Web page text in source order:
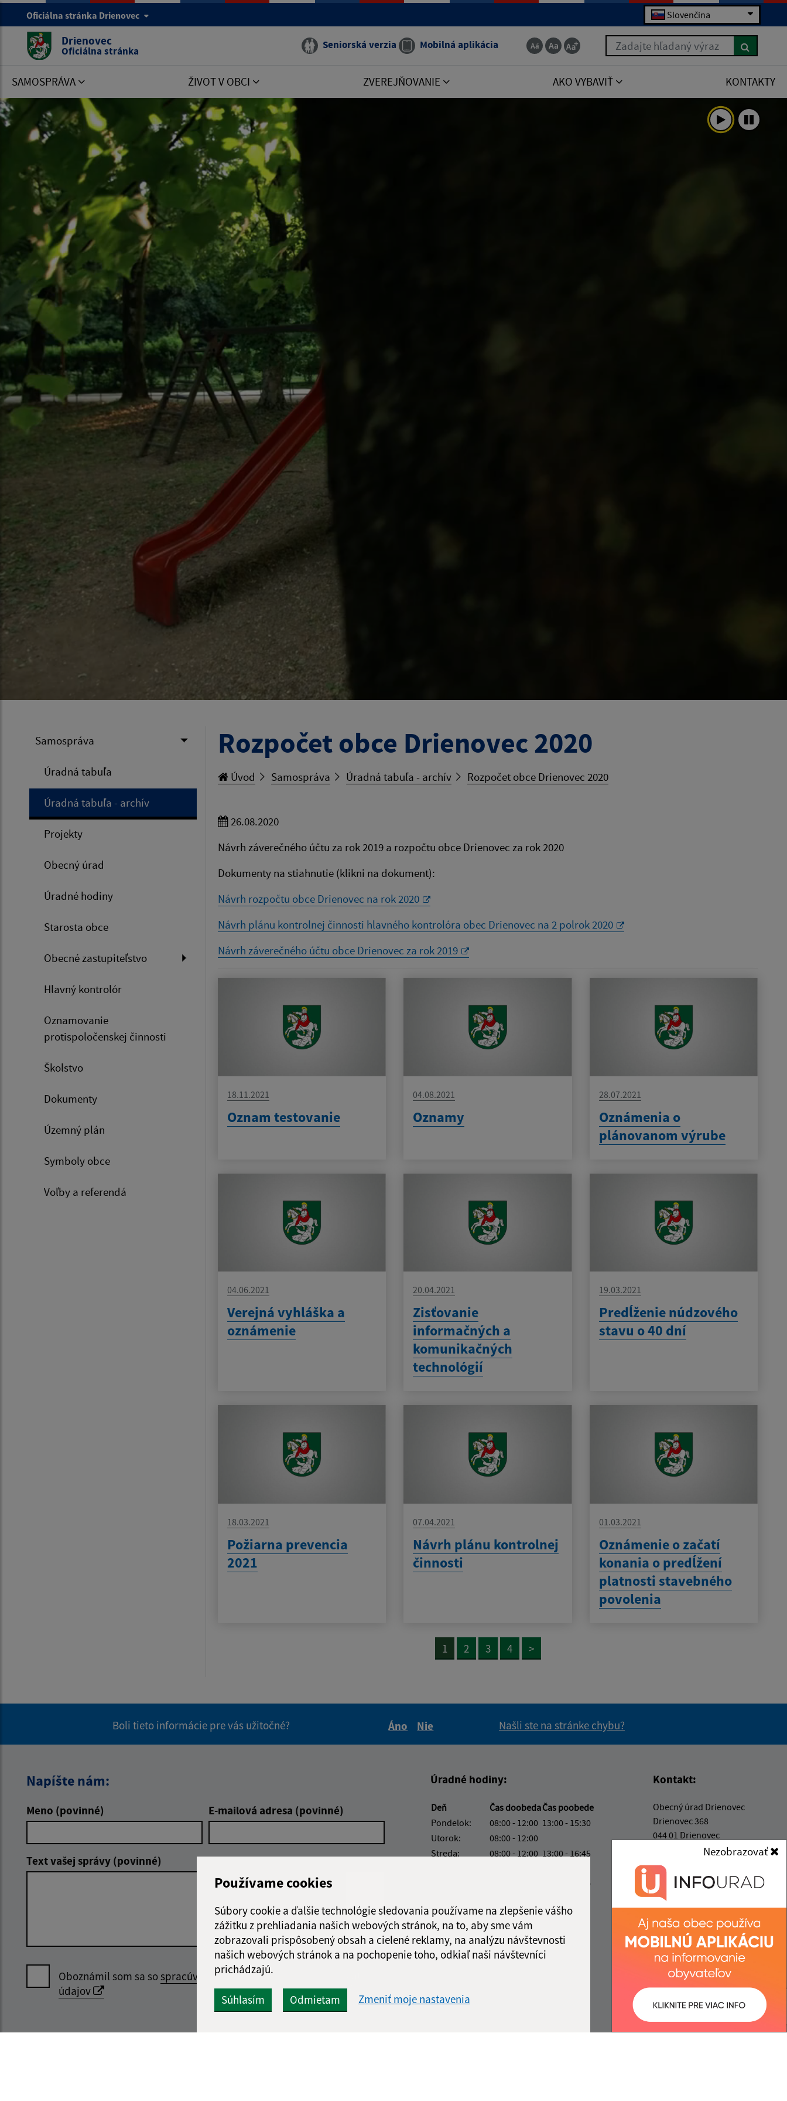
Používame cookies
Súbory cookie a ďalšie technológie sledovania používame na zlepšenie vášho
zážitku z prehliadania našich webových stránok, na to, aby sme vám
zobrazovali prispôsobený obsah a cielené reklamy, na analýzu návštevnosti
našich webových stránok a na pochopenie toho, odkiaľ naši návštevníci
prichádzajú.
Súhlasím Odmietam Zmeniť moje nastavenia
Nezobrazovať
Oficiálna stránka Drienovec Slovenčina
Drienovec
Oficiálna stránka Seniorská verzia Mobilná aplikácia Zadajte hľadaný výraz
SAMOSPRÁVA ŽIVOT V OBCI ZVEREJŇOVANIE AKO VYBAVIŤ KONTAKTY
Samospráva
Úradná tabuľa
Úradná tabuľa - archív
Projekty
Obecný úrad
Úradné hodiny
Starosta obce
Obecné zastupiteľstvo
Hlavný kontrolór
Oznamovanie
protispoločenskej činnosti
Školstvo
Dokumenty
Územný plán
Symboly obce
Voľby a referendá
Rozpočet obce Drienovec 2020
Úvod Samospráva Úradná tabuľa - archív Rozpočet obce Drienovec 2020
26.08.2020
Návrh záverečného účtu za rok 2019 a rozpočtu obce Drienovec za rok 2020
Dokumenty na stiahnutie (klikni na dokument):
Návrh rozpočtu obce Drienovec na rok 2020
Návrh plánu kontrolnej činnosti hlavného kontrolóra obec Drienovec na 2 polrok 2020
Návrh záverečného účtu obce Drienovec za rok 2019
18.11.2021
Oznam testovanie
04.08.2021
Oznamy
28.07.2021
Oznámenia o
plánovanom výrube
04.06.2021
Verejná vyhláška a
oznámenie
20.04.2021
Zisťovanie
informačných a
komunikačných
technológií
19.03.2021
Predĺženie núdzového
stavu o 40 dní
18.03.2021
Požiarna prevencia
2021
07.04.2021
Návrh plánu kontrolnej
činnosti
01.03.2021
Oznámenie o začatí
konania o predĺžení
platnosti stavebného
povolenia
1 2 3 4 >
Boli tieto informácie pre vás užitočné?
Áno
Nie
Našli ste na stránke chybu?
Napíšte nám:
Meno (povinné) E-mailová adresa (povinné)
Text vašej správy (povinné)
Oboznámil som sa sospracúvaním osobných
údajov
správu
Úradné hodiny:
Deň Čas doobedaČas poobede
Pondelok:
08:00 - 12:00 13:00 - 15:30
Utorok:
08:00 - 12:00
Streda:
08:00 - 12:00 13:00 - 16:45
13:00 - 14:00
Obedňajšia prestávka:
12:00 - 13:00
Kontakt:
Obecný úrad Drienovec
Drienovec 368
044 01 Drienovec
info@obecdrienovec.eu
+421 554 602 202
IČO: 00324108